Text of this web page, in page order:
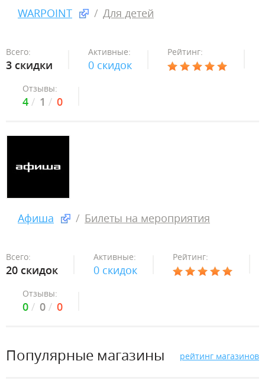
WARPOINT Для детей
Всего:
3 скидки
Активные:
0 скидок
Рейтинг:
Отзывы:
4 1 0
Афиша Билеты на мероприятия
Всего:
20 скидок
Активные:
0 скидок
Рейтинг:
Отзывы:
0 0 0
Популярные магазины рейтинг магазинов